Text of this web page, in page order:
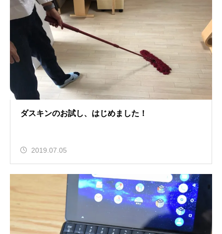
ダスキンのお試し、はじめました！
2019.07.05